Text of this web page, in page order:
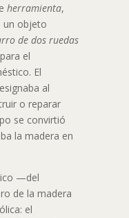
herramienta,
un objeto
de dos ruedas
el
El
al
o reparar
se convirtió
la madera en
—del
de la madera
el